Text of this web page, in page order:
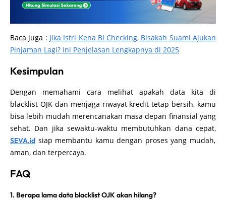
Baca juga : Jika Istri Kena BI Checking, Bisakah Suami Ajukan
Pinjaman Lagi? Ini Penjelasan Lengkapnya di 2025
Kesimpulan
Dengan memahami cara melihat apakah data kita di
blacklist OJK dan menjaga riwayat kredit tetap bersih, kamu
bisa lebih mudah merencanakan masa depan finansial yang
sehat. Dan jika sewaktu-waktu membutuhkan dana cepat,
SEVA.id siap membantu kamu dengan proses yang mudah,
aman, dan terpercaya.
FAQ
1. Berapa lama data blacklist OJK akan hilang?